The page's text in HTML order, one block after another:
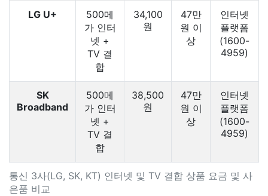
통신 3사(LG, SK, KT) 인터넷 및 TV 결합 상품 요금 및 사
은품 비교
LG U+
500메
가 인터
넷 +
TV 결
합
34,100
원
47만
원 이
상
인터넷
플랫폼
(1600-
4959)
SK
Broadband
500메
가 인터
넷 +
TV 결
합
38,500
원
47만
원 이
상
인터넷
플랫폼
(1600-
4959)